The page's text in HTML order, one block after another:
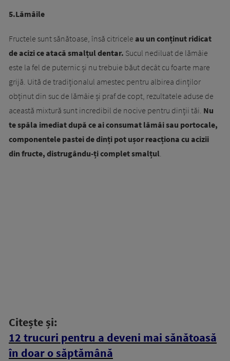
5.Lămâile
Fructele sunt sănătoase, însă citricele au un conținut ridicat
de acizi ce atacă smalțul dentar. Sucul nediluat de lămâie
este la fel de puternic și nu trebuie băut decât cu foarte mare
grijă. Uită de tradiționalul amestec pentru albirea dinților
obținut din suc de lămâie și praf de copt, rezultatele aduse de
această mixtură sunt incredibil de nocive pentru dinții tăi. Nu
te spăla imediat după ce ai consumat lămâi sau portocale,
componentele pastei de dinți pot ușor reacționa cu acizii
din fructe, distrugându-ți complet smalțul.
Citește și:
12 trucuri pentru a deveni mai sănătoasă
în doar o săptămână